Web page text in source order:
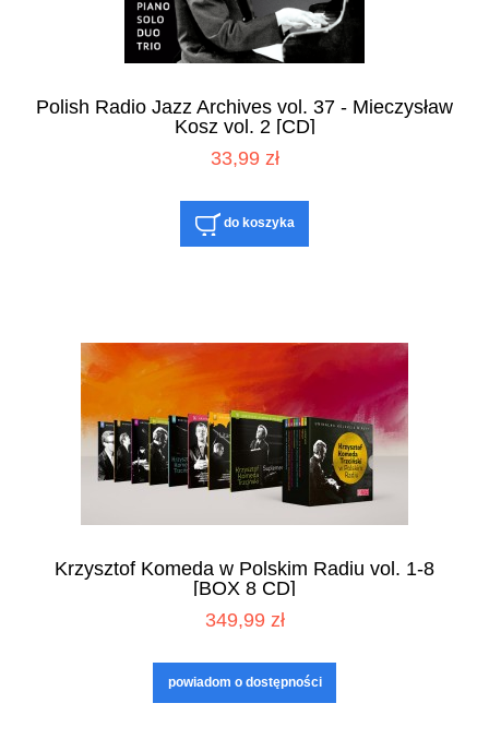
Polish Radio Jazz Archives vol. 37 - Mieczysław
Kosz vol. 2 [CD]
33,99 zł
do koszyka
Krzysztof Komeda w Polskim Radiu vol. 1-8
[BOX 8 CD]
349,99 zł
powiadom o dostępności